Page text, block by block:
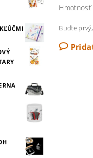
Hmotnosť
Buďte